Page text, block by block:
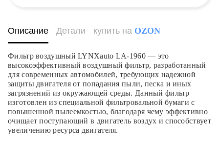
Описание Детали купить на OZON
Фильтр воздушный LYNXauto LA-1960 — это
высокоэффективный воздушный фильтр, разработанный
для современных автомобилей, требующих надежной
защиты двигателя от попадания пыли, песка и иных
загрязнений из окружающей среды. Данный фильтр
изготовлен из специальной фильтровальной бумаги с
повышенной пылеемкостью, благодаря чему эффективно
очищает поступающий в двигатель воздух и способствует
увеличению ресурса двигателя.